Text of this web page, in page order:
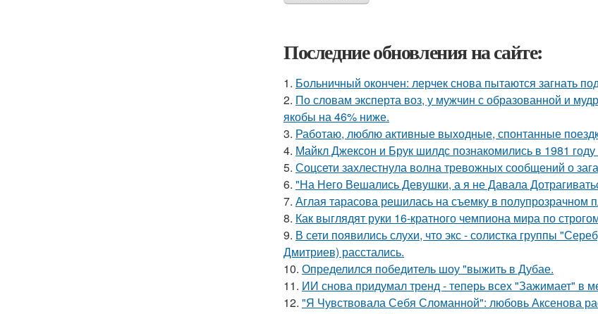
Последние обновления на сайте:
1. Больничный окончен: лерчек снова пытаются загнать
2. По словам эксперта воз, у мужчин с образованной и
якобы на 46% ниже.
3. Работаю, люблю активные выходные, спонтанные
4. Майкл Джексон и Брук шилдс познакомились в 1981
5. Соцсети захлестнула волна тревожных сообщений о
6. "На Него Вешались Девушки, а я не Давала
7. Аглая тарасова решилась на съемку в полупрозрачном
8. Как выглядят руки 16-кратного чемпиона мира по
9. В сети появились слухи, что экс - солистка группы
Дмитриев) расстались.
10. Определился победитель шоу "выжить в Дубае.
11. ИИ снова придумал тренд - теперь всех "Зажимает" в
12. "Я Чувствовала Себя Сломанной": любовь Аксенова